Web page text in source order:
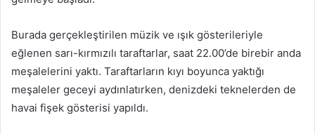
Burada gerçekleştirilen müzik ve ışık gösterileriyle
eğlenen sarı-kırmızılı taraftarlar, saat 22.00’de birebir anda
meşalelerini yaktı. Taraftarların kıyı boyunca yaktığı
meşaleler geceyi aydınlatırken, denizdeki teknelerden de
havai fişek gösterisi yapıldı.